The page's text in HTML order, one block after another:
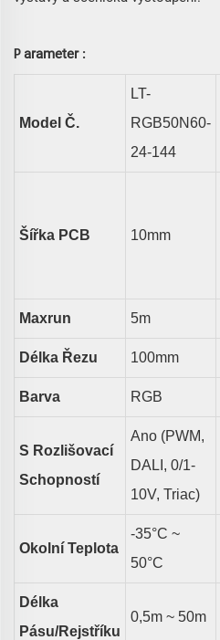
P arameter :
Model Č.
LT-
RGB50N60-
24-144
Šířka PCB 10Mm
Maxrun 5m
Délka Řezu 100Mm
Barva RGB
S Rozlišovací
Schopností
Ano (PWM,
DALI, 0/1-
10V, Triac)
Okolní Teplota
-35°C ~
50°C
Délka
Pásu/rejstříku
0,5m ~ 50m